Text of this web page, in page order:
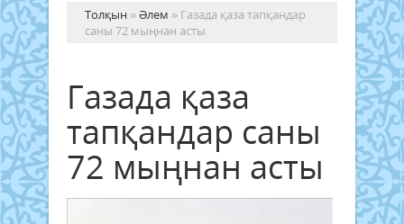
Толқын »Әлем » Газада қаза тапқандар
саны 72 мыңнан асты
Газада қаза
тапқандар саны
72 мыңнан асты